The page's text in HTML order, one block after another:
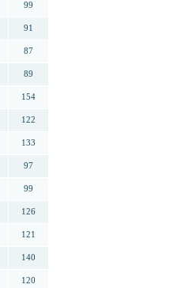
99
91
87
89
154
122
133
97
99
126
121
140
120